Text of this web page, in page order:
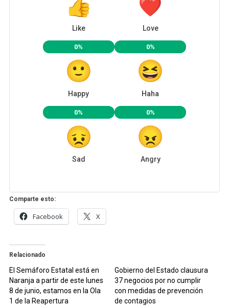
Like Love
0%
Happy
0%
Haha
0%
Sad
0%
Angry
Comparte esto:
Facebook X
Relacionado
El Semáforo Estatal está en
Naranja a partir de este lunes
8 de junio, estamos en la Ola
1 de la Reapertura
Gobierno del Estado clausura
37 negocios por no cumplir
con medidas de prevención
de contagios